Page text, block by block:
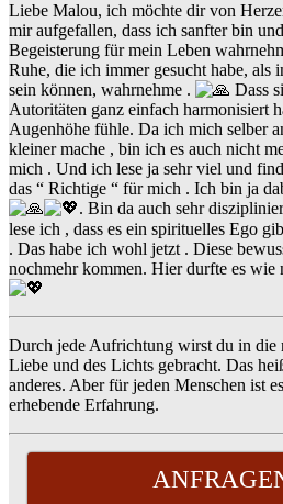
Liebe Malou, ich möchte dir von
mir aufgefallen, dass ich sanfter bin
Begeisterung für mein Leben
Ruhe, die ich immer gesucht habe, als
sein können, wahrnehme .
Dass
Autoritäten ganz einfach harmonisiert
Augenhöhe fühle. Da ich mich selber
kleiner mache , bin ich es auch nicht
mich . Und ich lese ja sehr viel und
das “ Richtige “ für mich . Ich bin ja
. Bin da auch sehr
lese ich , dass es ein spirituelles Ego
. Das habe ich wohl jetzt . Diese
nochmehr kommen. Hier durfte es wie
Durch jede Aufrichtung wirst du in die
Liebe und des Lichts gebracht. Das
anderes. Aber für jeden Menschen ist
erhebende Erfahrung.